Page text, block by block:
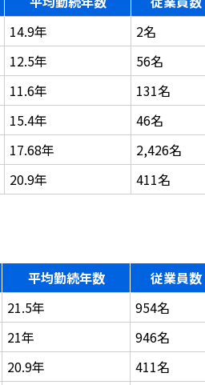
14.9年
2名
12.5年
56名
11.6年
131名
15.4年
46名
17.68年
2,426名
20.9年
411名
平均勤続年数
従業員数
21.5年
954名
21年
946名
20.9年
411名